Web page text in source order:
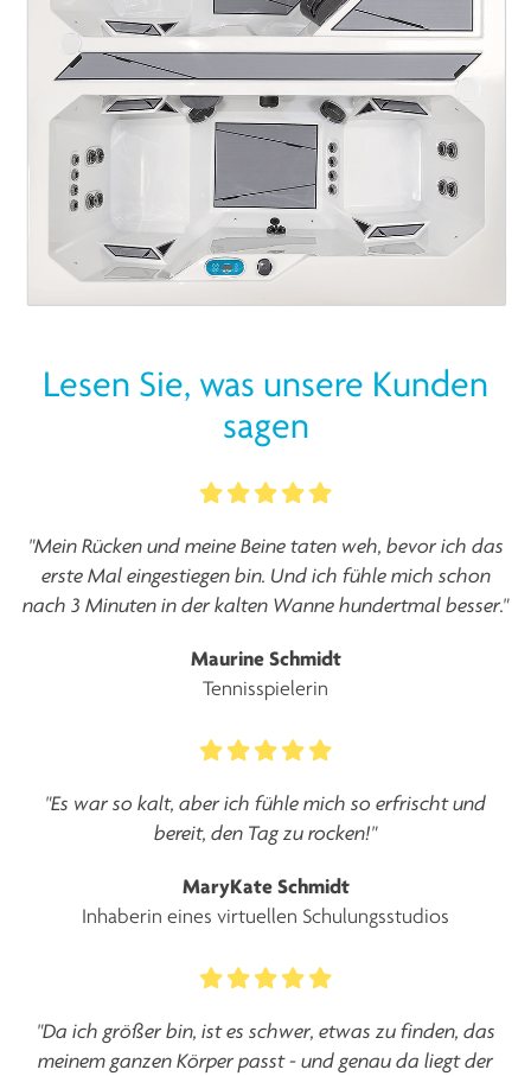
Lesen Sie, was unsere Kunden
sagen
"Mein Rücken und meine Beine taten weh, bevor ich das
erste Mal eingestiegen bin. Und ich fühle mich schon
nach 3 Minuten in der kalten Wanne hundertmal besser."
Maurine Schmidt
Tennisspielerin
"Es war so kalt, aber ich fühle mich so erfrischt und
bereit, den Tag zu rocken!"
MaryKate Schmidt
Inhaberin eines virtuellen Schulungsstudios
"Da ich größer bin, ist es schwer, etwas zu finden, das
meinem ganzen Körper passt - und genau da liegt der